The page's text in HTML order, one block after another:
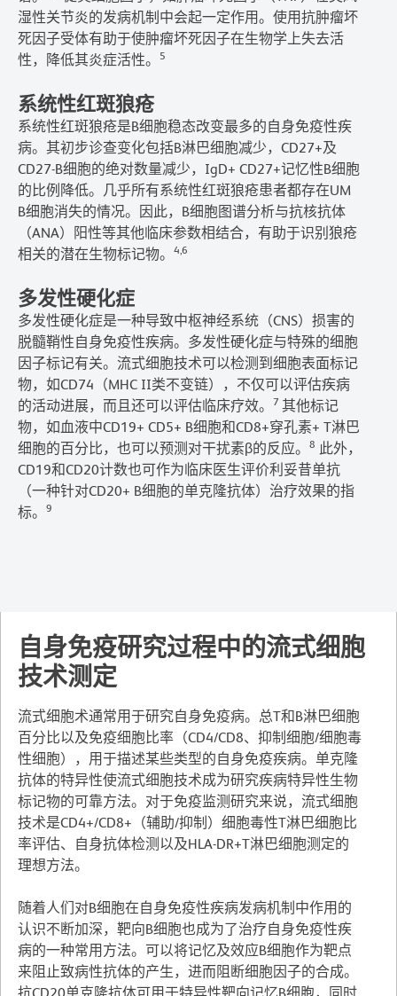
湿性关节炎的发病机制中会起一定作用。使用抗肿瘤坏
死因子受体有助于使肿瘤坏死因子在生物学上失去活
性，降低其炎症活性。
5
系统性红斑狼疮
系统性红斑狼疮是B细胞稳态改变最多的自身免疫性疾
病。其初步诊查变化包括B淋巴细胞减少，CD27+及
CD27-B细胞的绝对数量减少，IgD+ CD27+记忆性B细胞
的比例降低。几乎所有系统性红斑狼疮患者都存在UM
B细胞消失的情况。因此，B细胞图谱分析与抗核抗体
（ANA）阳性等其他临床参数相结合，有助于识别狼疮
相关的潜在生物标记物。
4,6
多发性硬化症
多发性硬化症是一种导致中枢神经系统（CNS）损害的
脱髓鞘性自身免疫性疾病。多发性硬化症与特殊的细胞
因子标记有关。流式细胞技术可以检测到细胞表面标记
物，如CD74（MHC II类不变链），不仅可以评估疾病
的活动进展，而且还可以评估临床疗效。
7 其他标记
物，如血液中CD19+ CD5+ B细胞和CD8+穿孔素+ T淋巴
细胞的百分比，也可以预测对干扰素β的反应。
8 此外，
CD19和CD20计数也可作为临床医生评价利妥昔单抗
（一种针对CD20+ B细胞的单克隆抗体）治疗效果的指
标。
9
自身免疫研究过程中的流式细胞
技术测定
流式细胞术通常用于研究自身免疫病。总T和B淋巴细胞
百分比以及免疫细胞比率（CD4/CD8、抑制细胞/细胞毒
性细胞），用于描述某些类型的自身免疫疾病。单克隆
抗体的特异性使流式细胞技术成为研究疾病特异性生物
标记物的可靠方法。对于免疫监测研究来说，流式细胞
技术是CD4+/CD8+（辅助/抑制）细胞毒性T淋巴细胞比
率评估、自身抗体检测以及HLA-DR+T淋巴细胞测定的
理想方法。
随着人们对B细胞在自身免疫性疾病发病机制中作用的
认识不断加深，靶向B细胞也成为了治疗自身免疫性疾
病的一种常用方法。可以将记忆及效应B细胞作为靶点
来阻止致病性抗体的产生，进而阻断细胞因子的合成。